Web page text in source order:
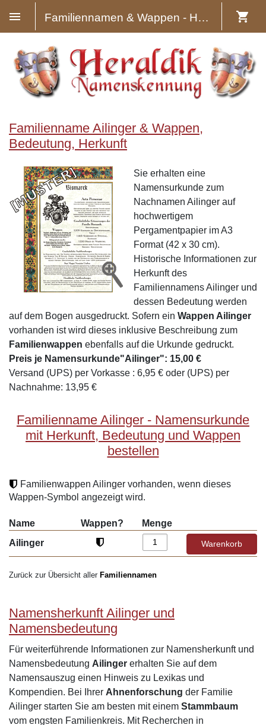
Familiennamen & Wappen - Heraldik
Familienname Ailinger & Wappen,
Bedeutung, Herkunft
Sie erhalten eine
Namensurkunde zum
Nachnamen Ailinger auf
hochwertigem
Pergamentpapier im A3
Format (42 x 30 cm).
Historische Informationen zur
Herkunft des
Familiennamens Ailinger und
dessen Bedeutung werden
auf dem Bogen ausgedruckt. Sofern ein Wappen Ailinger
vorhanden ist wird dieses inklusive Beschreibung zum
Familienwappen ebenfalls auf die Urkunde gedruckt.
Preis je Namensurkunde"Ailinger": 15,00 €
Versand (UPS) per Vorkasse : 6,95 € oder (UPS) per
Nachnahme: 13,95 €
Familienname Ailinger - Namensurkunde
mit Herkunft, Bedeutung und Wappen
bestellen
Familienwappen Ailinger vorhanden, wenn dieses
Wappen-Symbol angezeigt wird.
Name Wappen?
Menge
Ailinger
Zurück zur Übersicht aller Familiennamen
Namensherkunft Ailinger und
Namensbedeutung
Für weiterführende Informationen zur Namensherkunft und
Namensbedeutung Ailinger erhalten Sie auf dem
Namensauszug einen Hinweis zu Lexikas und
Kompendien. Bei Ihrer Ahnenforschung der Familie
Ailinger starten Sie am besten mit einem Stammbaum
vom engsten Familienkreis. Mit Recherchen in